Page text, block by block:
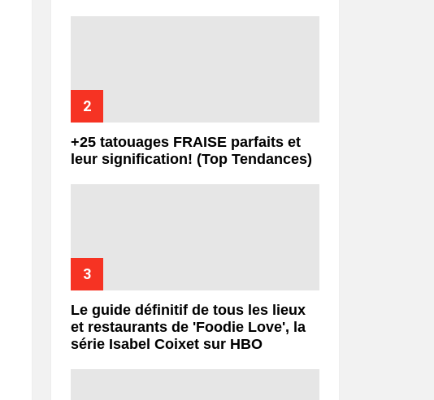
+25 tatouages ​​FRAISE parfaits et
leur signification! (Top Tendances)
Le guide définitif de tous les lieux
et restaurants de 'Foodie Love', la
série Isabel Coixet sur HBO